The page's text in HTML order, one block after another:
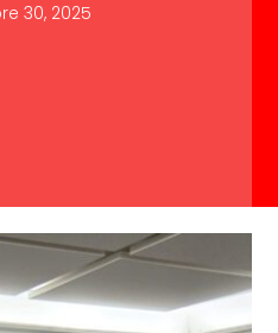
30, 2025